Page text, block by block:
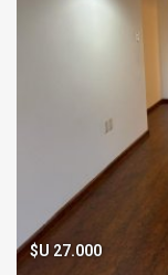
$U 27.000